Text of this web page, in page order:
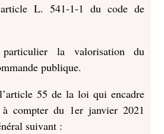
L. 541-1-1 du code de
la valorisation du
publique.
l’article 55 de la loi qui encadre
compter du 1er janvier 2021
suivant :